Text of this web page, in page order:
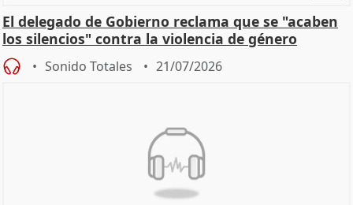
El delegado de Gobierno reclama que se "acaben
los silencios" contra la violencia de género
Sonido Totales 21/07/2026